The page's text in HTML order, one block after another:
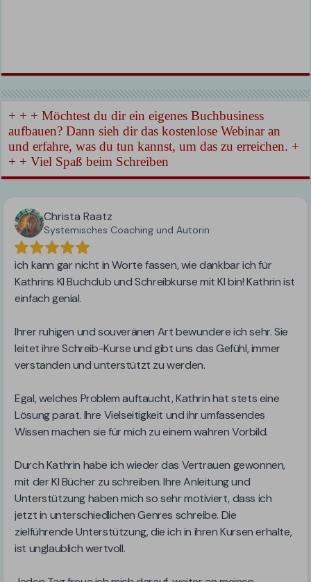
+ + + Möchtest du dir ein eigenes Buchbusiness
aufbauen? Dann sieh dir das kostenlose Webinar an
und erfahre, was du tun kannst, um das zu erreichen. +
+ + Viel Spaß beim Schreiben